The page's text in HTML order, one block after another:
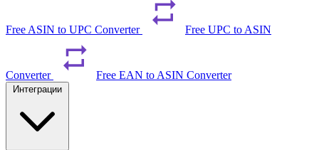
Free ASIN to UPC Converter Free UPC to ASIN
Converter Free EAN to ASIN Converter